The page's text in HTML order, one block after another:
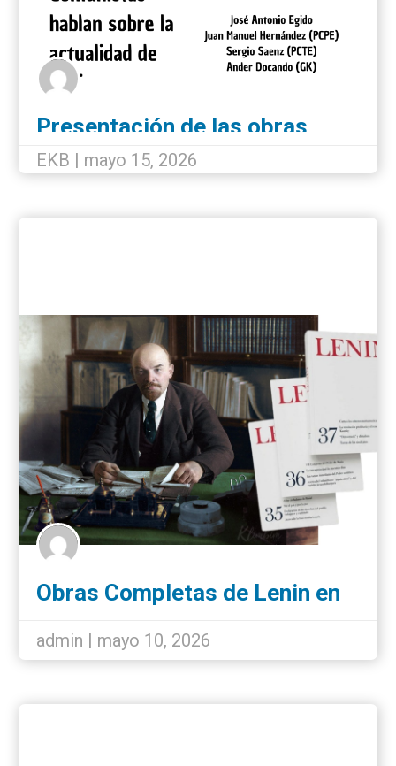
Presentación de las obras
completas de Lenin en Bilbao
EKB | mayo 15, 2026
Obras Completas de Lenin en
de 55 tomos
admin | mayo 10, 2026